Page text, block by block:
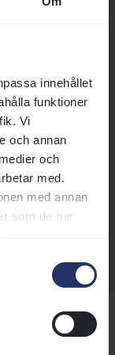
innehållet
funktioner
Vi
och annan
och
med.
med annan
som de har
som serverar
vi
med
härlig
Läs mer
om